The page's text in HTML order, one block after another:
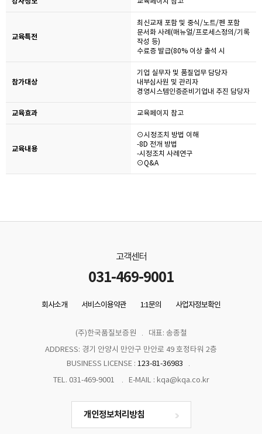
교육특전
최신교재 포함 및 중식/노트/펜 포함
문서화 사례(매뉴얼/프로세스정의/기록
작성 등)
수료증 발급(80% 이상 출석 시
참가대상
기업 실무자 및 품질업무 담당자
내부심사원 및 관리자
경영시스템인증준비기업내 추진 담당자
교육효과 교육페이지 참고
교육내용
⊙시정조치 방법 이해
-8D 전개 방법
-시정조치 사례연구
⊙Q&A
고객센터
031-469-9001
회사소개 서비스이용약관 1:1문의 사업자정보확인
(주)한국품질보증원
대표: 송종철
ADDRESS: 경기 안양시 만안구 만안로 49 호정타워 2층
BUSINESS LICENSE : 123-81-36983
TEL. 031-469-9001
E-MAIL : kqa@kqa.co.kr
개인정보처리방침